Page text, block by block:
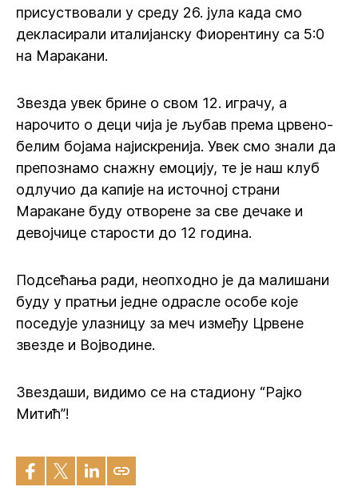
присуствовали у среду 26. јула када смо
декласирали италијанску Фиорентину са 5:0
на Маракани.
Звезда увек брине о свом 12. играчу, а
нарочито о деци чија је љубав према црвено-
белим бојама најискренија. Увек смо знали да
препознамо снажну емоцију, те је наш клуб
одлучио да капије на источној страни
Маракане буду отворене за све дечаке и
девојчице старости до 12 година.
Подсећања ради, неопходно је да малишани
буду у пратњи једне одрасле особе које
поседује улазницу за меч између Црвене
звезде и Војводине.
Звездаши, видимо се на стадиону “Рајко
Митић”!